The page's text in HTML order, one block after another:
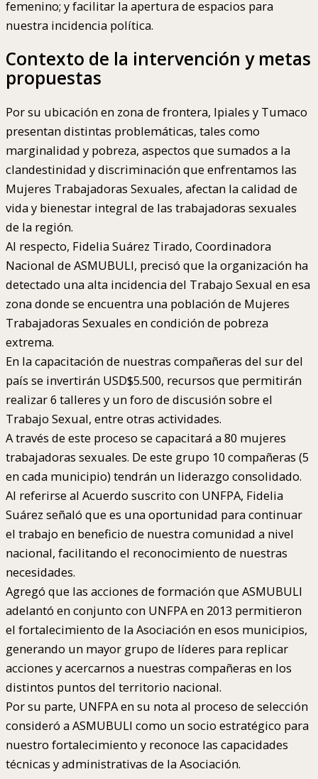
femenino; y facilitar la apertura de espacios para
nuestra incidencia política.
Contexto de la intervención y metas
propuestas
Por su ubicación en zona de frontera, Ipiales y Tumaco
presentan distintas problemáticas, tales como
marginalidad y pobreza, aspectos que sumados a la
clandestinidad y discriminación que enfrentamos las
Mujeres Trabajadoras Sexuales, afectan la calidad de
vida y bienestar integral de las trabajadoras sexuales
de la región.
Al respecto, Fidelia Suárez Tirado, Coordinadora
Nacional de ASMUBULI, precisó que la organización ha
detectado una alta incidencia del Trabajo Sexual en esa
zona donde se encuentra una población de Mujeres
Trabajadoras Sexuales en condición de pobreza
extrema.
En la capacitación de nuestras compañeras del sur del
país se invertirán USD$5.500, recursos que permitirán
realizar 6 talleres y un foro de discusión sobre el
Trabajo Sexual, entre otras actividades.
A través de este proceso se capacitará a 80 mujeres
trabajadoras sexuales. De este grupo 10 compañeras (5
en cada municipio) tendrán un liderazgo consolidado.
Al referirse al Acuerdo suscrito con UNFPA, Fidelia
Suárez señaló que es una oportunidad para continuar
el trabajo en beneficio de nuestra comunidad a nivel
nacional, facilitando el reconocimiento de nuestras
necesidades.
Agregó que las acciones de formación que ASMUBULI
adelantó en conjunto con UNFPA en 2013 permitieron
el fortalecimiento de la Asociación en esos municipios,
generando un mayor grupo de líderes para replicar
acciones y acercarnos a nuestras compañeras en los
distintos puntos del territorio nacional.
Por su parte, UNFPA en su nota al proceso de selección
consideró a ASMUBULI como un socio estratégico para
nuestro fortalecimiento y reconoce las capacidades
técnicas y administrativas de la Asociación.